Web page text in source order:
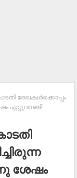
രേഖകള്‍ക്കൊപ്പം
ഏറ്റുവാങ്ങി
ശേഷം